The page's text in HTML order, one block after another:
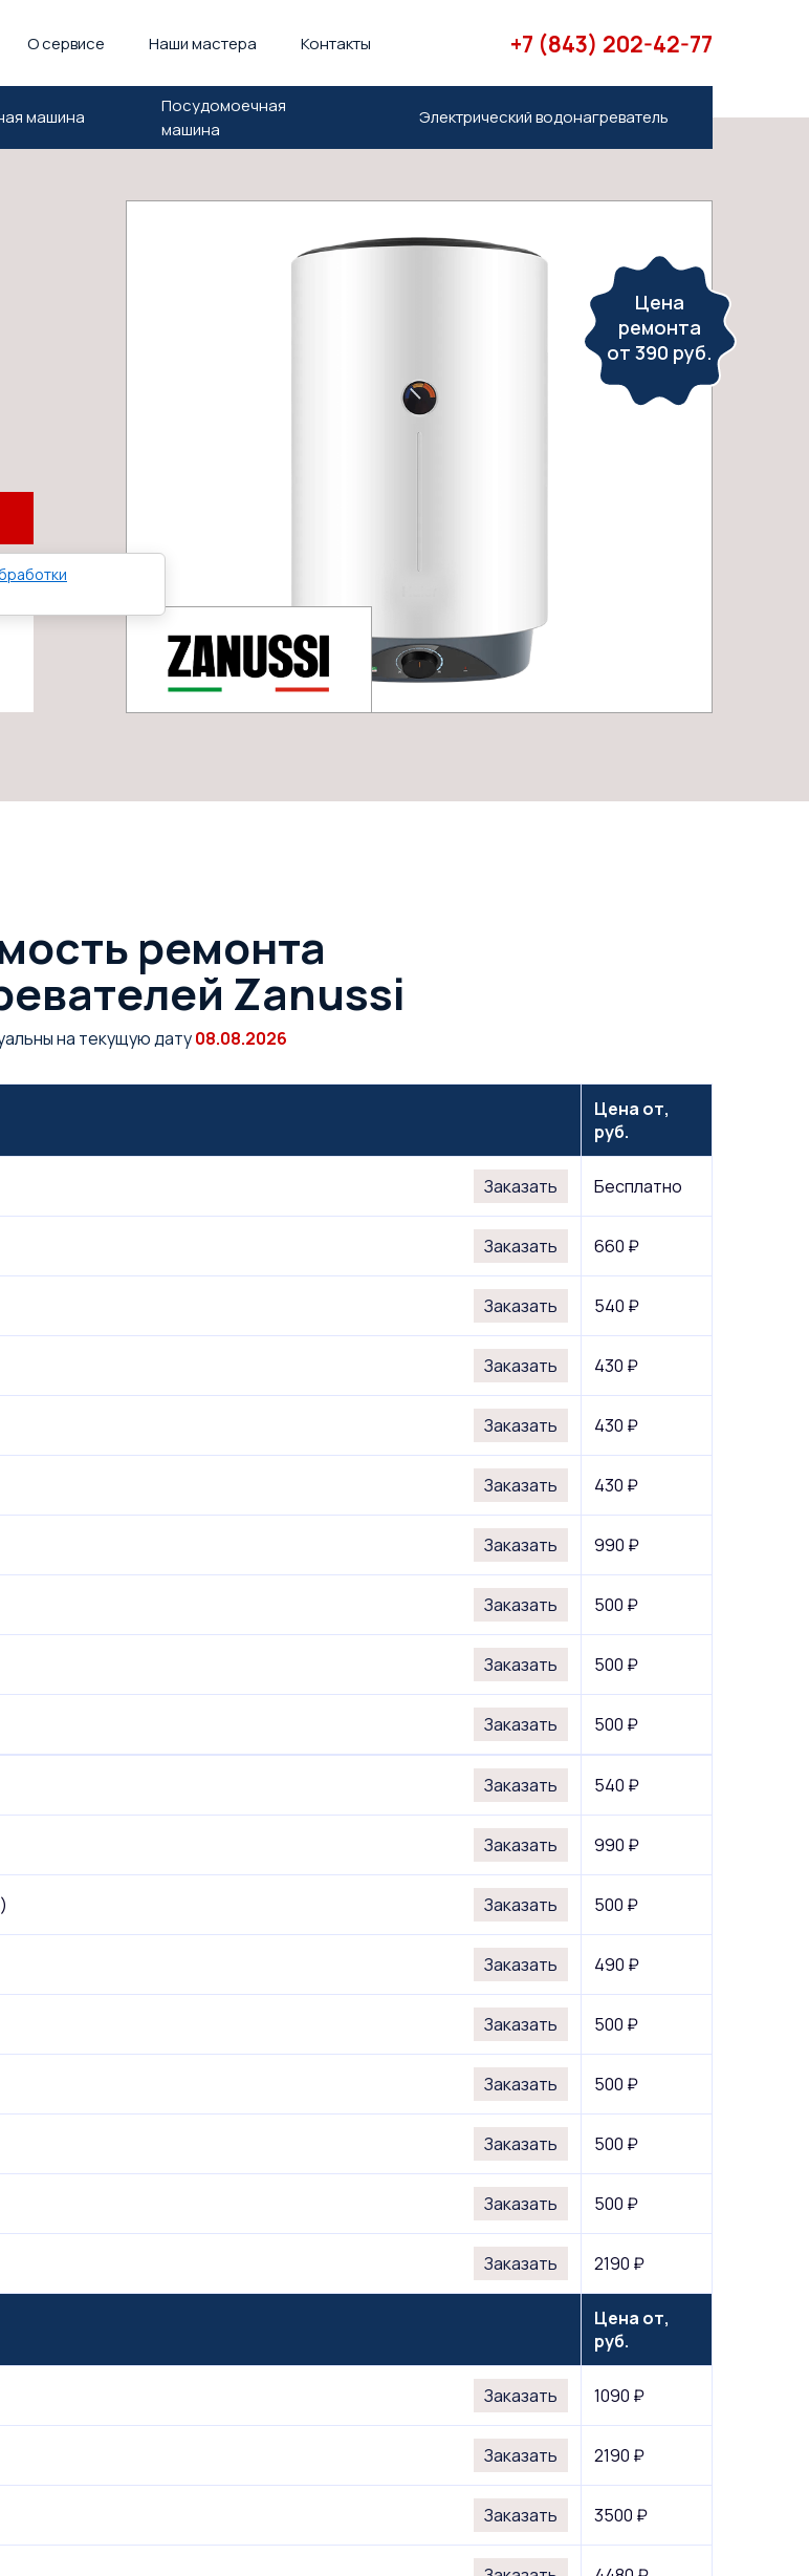
+7 (843) 202-42-77
Контакты
О сервисе Наши мастера
машина Электрический водонагреватель
Посудомоечная
машина
Цена
ремонта
от 390 руб.
ремонта
Zanussi
на текущую дату08.08.2026
Цена от,
руб.
Заказать Бесплатно
Заказать 660 ₽
Заказать 540 ₽
Заказать 430 ₽
Заказать 430 ₽
Заказать 430 ₽
Заказать 990 ₽
Заказать 500 ₽
Заказать 500 ₽
Заказать 500 ₽
Заказать 540 ₽
Заказать 990 ₽
Заказать 500 ₽
Заказать 490 ₽
Заказать 500 ₽
Заказать 500 ₽
Заказать 500 ₽
Заказать 500 ₽
Заказать 2190 ₽
Цена от,
руб.
Заказать 1090 ₽
Заказать 2190 ₽
Заказать 3500 ₽